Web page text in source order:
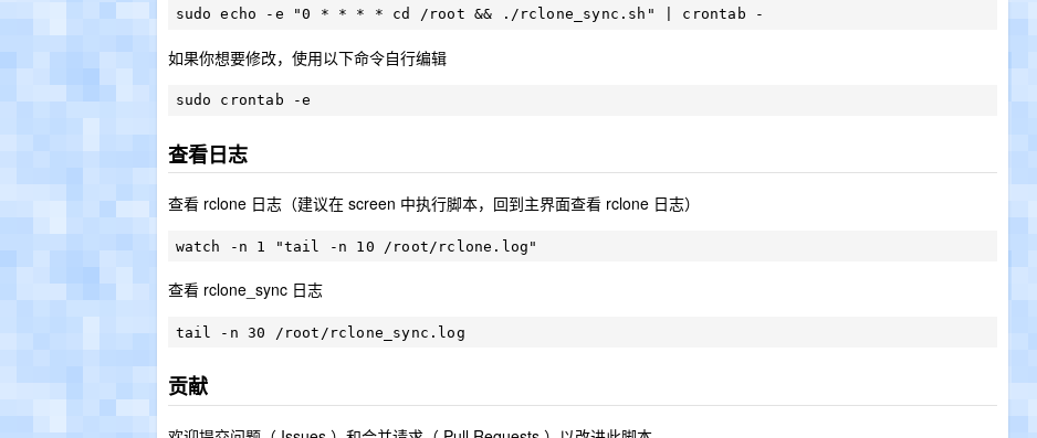
如果你想要修改，使用以下命令自行编辑
查看日志
查看 rclone 日志（建议在 screen 中执行脚本，回到主界面查看 rclone 日志）
查看 rclone_sync 日志
贡献